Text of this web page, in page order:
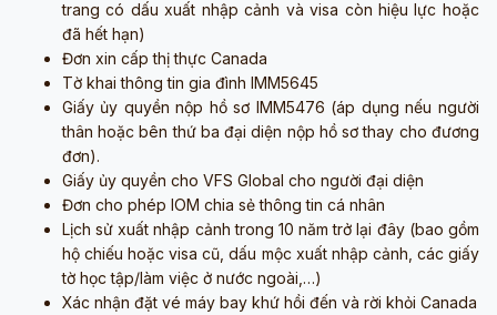
trang có dấu xuất nhập cảnh và visa còn hiệu lực hoặc
đã hết hạn)
Đơn xin cấp thị thực Canada
Tờ khai thông tin gia đình IMM5645
Giấy ủy quyền nộp hồ sơ IMM5476 (áp dụng nếu người
thân hoặc bên thứ ba đại diện nộp hồ sơ thay cho đương
đơn).
Giấy ủy quyền cho VFS Global cho người đại diện
Đơn cho phép IOM chia sẻ thông tin cá nhân
Lịch sử xuất nhập cảnh trong 10 năm trở lại đây (bao gồm
hộ chiếu hoặc visa cũ, dấu mộc xuất nhập cảnh, các giấy
tờ học tập/làm việc ở nước ngoài,…)
Xác nhận đặt vé máy bay khứ hồi đến và rời khỏi Canada